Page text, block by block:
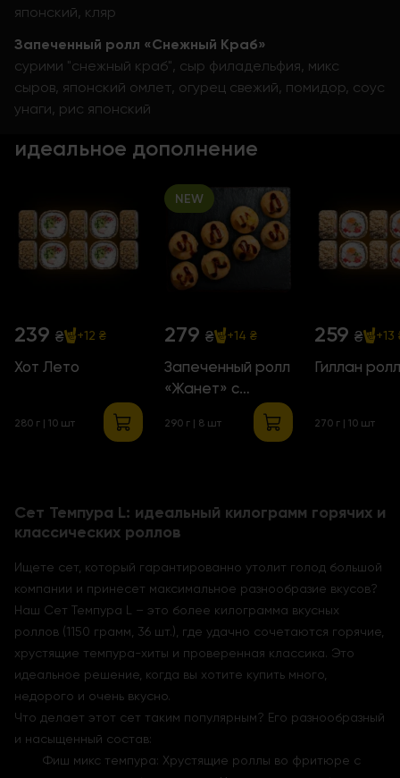
японский, кляр
Запеченный ролл «Снежный Краб»
сурими "снежный краб", сыр филадельфия, микс
сыров, японский омлет, огурец свежий, помидор, соус
унаги, рис японский
идеальное дополнение
239 ₴ +12 ₴
Хот Лето
280 г | 10 шт
NEW
279 ₴ +14 ₴
Запеченный ролл
«Жанет» с
290 г | 8 шт
259 ₴ +13
Гиллан ролл
270 г | 10 шт
Сет Темпура L: идеальный килограмм горячих и
классических роллов
Ищете сет, который гарантированно утолит голод большой
компании и принесет максимальное разнообразие вкусов?
Наш Сет Темпура L – это более килограмма вкусных
роллов (1150 грамм, 36 шт.), где удачно сочетаются горячие,
хрустящие темпура-хиты и проверенная классика. Это
идеальное решение, когда вы хотите купить много,
недорого и очень вкусно.
Что делает этот сет таким популярным? Его разнообразный
и насыщенный состав:
Фиш микс темпура: Хрустящие роллы во фритюре с